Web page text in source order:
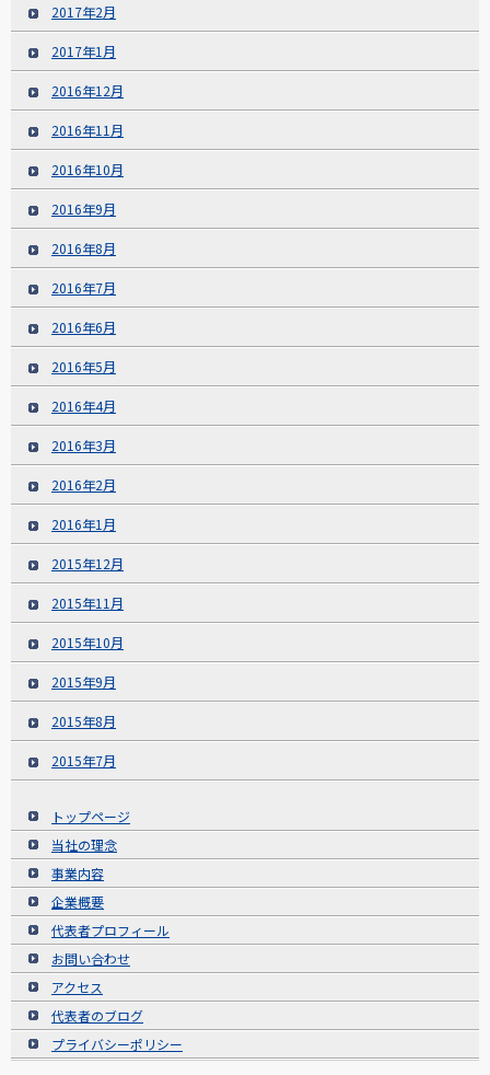
2017年2月
2017年1月
2016年12月
2016年11月
2016年10月
2016年9月
2016年8月
2016年7月
2016年6月
2016年5月
2016年4月
2016年3月
2016年2月
2016年1月
2015年12月
2015年11月
2015年10月
2015年9月
2015年8月
2015年7月
トップページ
当社の理念
事業内容
企業概要
代表者プロフィール
お問い合わせ
アクセス
代表者のブログ
プライバシーポリシー